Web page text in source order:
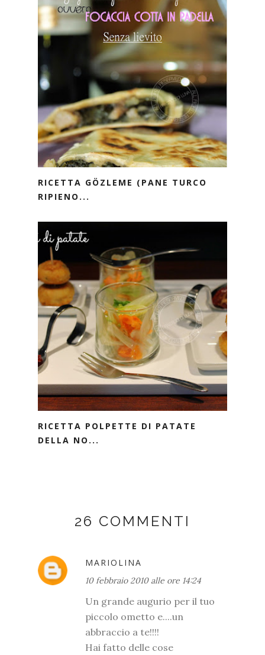
RICETTA GÖZLEME (PANE TURCO
RIPIENO...
RICETTA POLPETTE DI PATATE
DELLA NO...
26 COMMENTI
MARIOLINA
10 febbraio 2010 alle ore 14:24
Un grande augurio per il tuo
piccolo ometto e....un
abbraccio a te!!!!
Hai fatto delle cose